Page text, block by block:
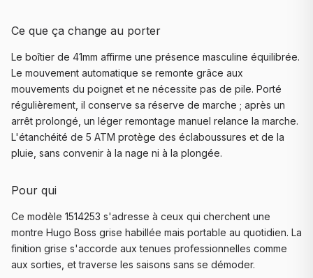
Ce que ça change au porter
Le boîtier de 41mm affirme une présence masculine équilibrée.
Le mouvement automatique se remonte grâce aux
mouvements du poignet et ne nécessite pas de pile. Porté
régulièrement, il conserve sa réserve de marche ; après un
arrêt prolongé, un léger remontage manuel relance la marche.
L'étanchéité de 5 ATM protège des éclaboussures et de la
pluie, sans convenir à la nage ni à la plongée.
Pour qui
Ce modèle 1514253 s'adresse à ceux qui cherchent une
montre Hugo Boss grise habillée mais portable au quotidien. La
finition grise s'accorde aux tenues professionnelles comme
aux sorties, et traverse les saisons sans se démoder.